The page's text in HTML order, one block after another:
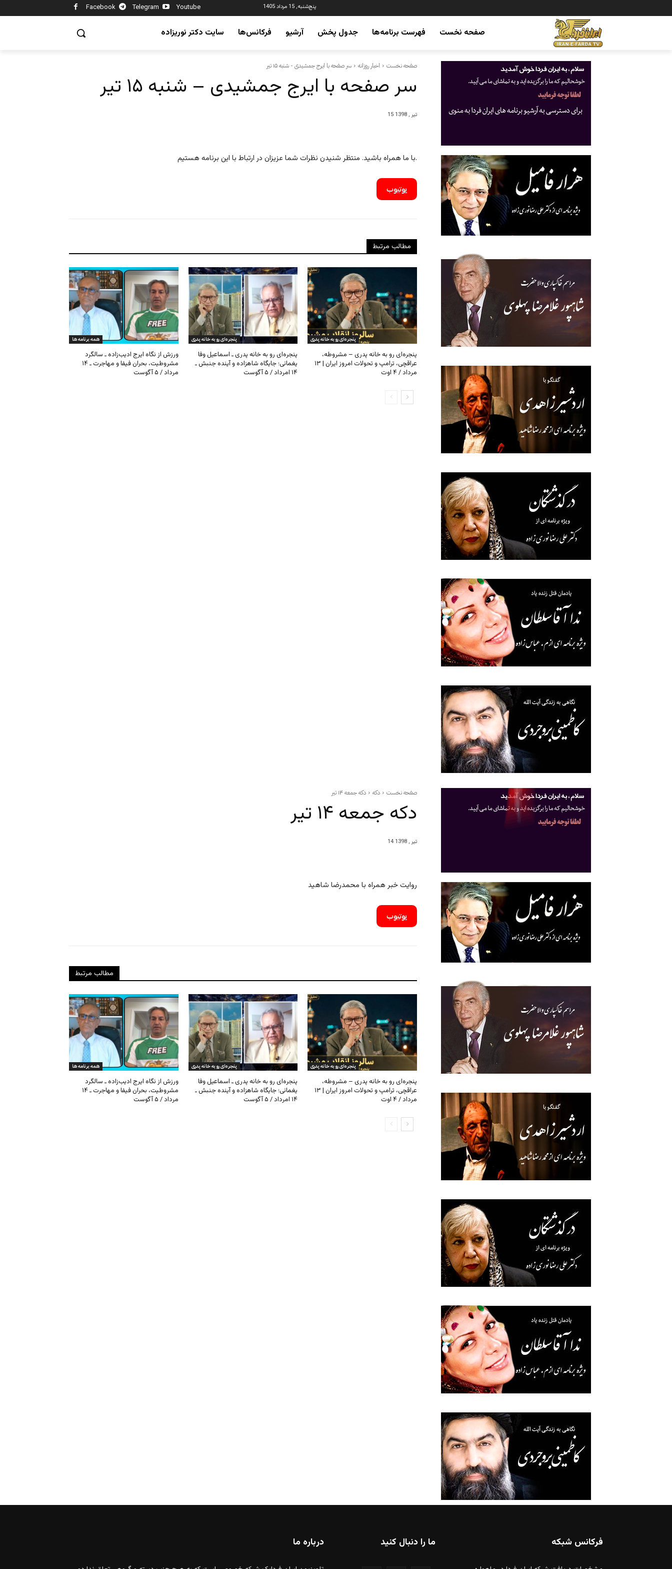
Facebook Telegram Youtube پنج‌شنبه, 15 مرداد 1405
صفحه نخست فهرست برنامه‌ها جدول پخش آرشیو فرکانس‌ها سایت دکتر نوریزاده
صفحه نخست اخبار روزانه سر صفحه با ایرج جمشیدی - شنبه ۱۵ تیر
سر صفحه با ایرج جمشیدی – شنبه ۱۵ تیر
15 تیر , 1398
با ما همراه باشید. منتظر شنیدن نظرات شما عزیزان در ارتباط با این برنامه هستیم.
یوتیوب
مطالب مرتبط
همه برنامه ها
ورزش از نگاه ایرج ادیب‌زاده ـ سالگرد
مشروطیت، بحران فیفا و مهاجرت ـ ۱۴
مرداد / ۵ آگوست
پنجره‌ای رو به خانه پدری
پنجره‌ای رو به خانه پدری ـ اسماعیل وفا
یغمائی؛ جایگاه شاهزاده و آینده جنبش ـ
۱۴ امرداد / ۵ آگوست
پنجره‌ای رو به خانه پدری
پنجره‌ای رو به خانه پدری – مشروطه،
عراقچی، ترامپ و تحولات امروز ایران | ۱۳
مرداد / ۴ اوت
فرکانس شبکه ما را دنبال کنید درباره ما